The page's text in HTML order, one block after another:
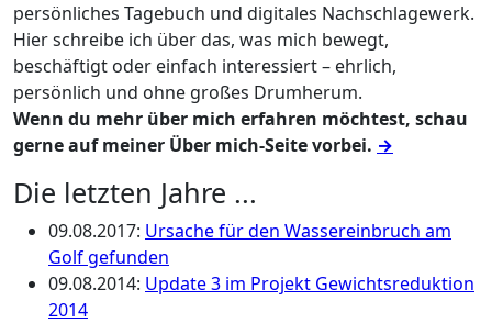
persönliches Tagebuch und digitales Nachschlagewerk.
Hier schreibe ich über das, was mich bewegt,
beschäftigt oder einfach interessiert – ehrlich,
persönlich und ohne großes Drumherum.
Wenn du mehr über mich erfahren möchtest, schau
gerne auf meiner Über mich-Seite vorbei. →
Die letzten Jahre ...
09.08.2017: Ursache für den Wassereinbruch am
Golf gefunden
09.08.2014: Update 3 im Projekt Gewichtsreduktion
2014